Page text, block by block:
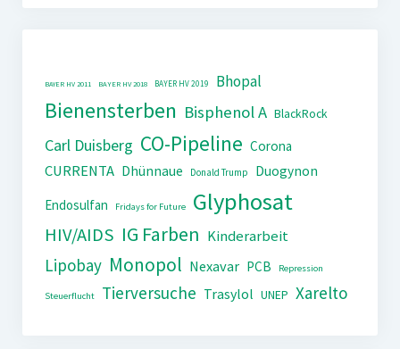
BAYER HV 2011 BAYER HV 2018 BAYER HV 2019 Bhopal
Bienensterben Bisphenol A BlackRock
Carl Duisberg CO-Pipeline Corona
CURRENTA Dhünnaue Donald Trump
Duogynon
Endosulfan
Fridays for Future Glyphosat
HIV/AIDS IG Farben Kinderarbeit
Lipobay Monopol Nexavar PCB Repression
Steuerflucht Tierversuche Trasylol UNEP Xarelto